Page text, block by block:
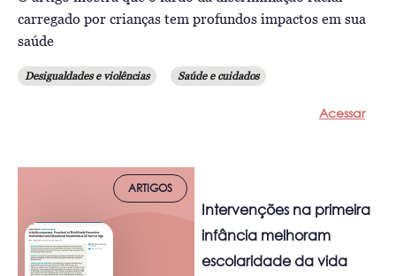
carregado por crianças tem profundos impactos em sua
saúde
Desigualdades e violências Saúde e cuidados
Acessar
ARTIGOS
Intervenções na primeira
infância melhoram
escolaridade da vida